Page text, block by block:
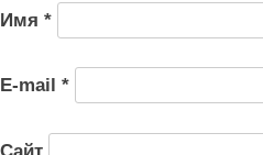
Имя *
E-mail *